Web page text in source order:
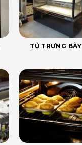
TỦ TRƯNG BÀY